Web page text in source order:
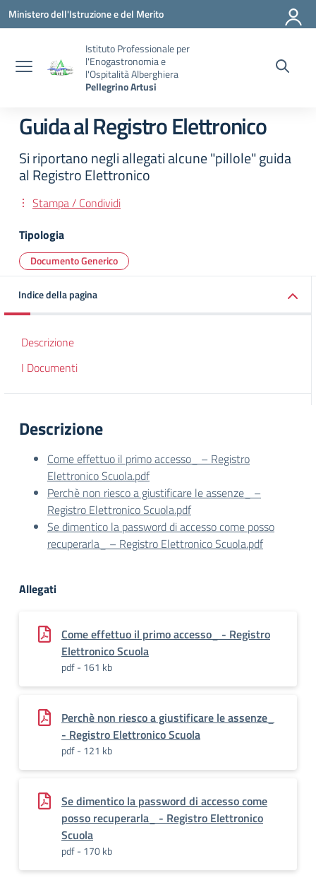
Vai ai contenuti
Vai al menu di navigazione
Vai al footer
Ministero dell'Istruzione e del Merito
Istituto Professionale per
l'Enogastronomia e
l'Ospitalità Alberghiera
Pellegrino Artusi
Guida al Registro Elettronico
Si riportano negli allegati alcune "pillole" guida
al Registro Elettronico
Stampa / Condividi
Tipologia
Documento Generico
Indice della pagina
Descrizione
I Documenti
Descrizione
Come effettuo il primo accesso_ – Registro
Elettronico Scuola.pdf
Perchè non riesco a giustificare le assenze_ –
Registro Elettronico Scuola.pdf
Se dimentico la password di accesso come posso
recuperarla_ – Registro Elettronico Scuola.pdf
Allegati
Come effettuo il primo accesso_ - Registro
Elettronico Scuola
pdf - 161 kb
Perchè non riesco a giustificare le assenze_
- Registro Elettronico Scuola
pdf - 121 kb
Se dimentico la password di accesso come
posso recuperarla_ - Registro Elettronico
Scuola
pdf - 170 kb